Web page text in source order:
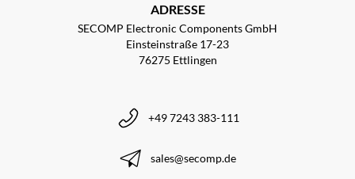
ADRESSE
SECOMP Electronic Components GmbH
Einsteinstraße 17-23
76275 Ettlingen
+49 7243 383-111
sales@secomp.de